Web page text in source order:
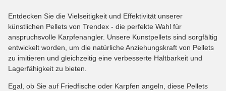
Entdecken Sie die Vielseitigkeit und Effektivität unserer
künstlichen Pellets von Trendex - die perfekte Wahl für
anspruchsvolle Karpfenangler. Unsere Kunstpellets sind sorgfältig
entwickelt worden, um die natürliche Anziehungskraft von Pellets
zu imitieren und gleichzeitig eine verbesserte Haltbarkeit und
Lagerfähigkeit zu bieten.
Egal, ob Sie auf Friedfische oder Karpfen angeln, diese Pellets